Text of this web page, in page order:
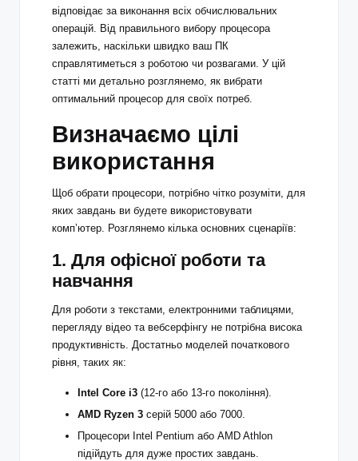
відповідає за виконання всіх обчислювальних
операцій. Від правильного вибору процесора
залежить, наскільки швидко ваш ПК
справлятиметься з роботою чи розвагами. У цій
статті ми детально розглянемо, як вибрати
оптимальний процесор для своїх потреб.
Визначаємо цілі
використання
Щоб обрати процесори , потрібно чітко розуміти, для
яких завдань ви будете використовувати
комп’ютер. Розглянемо кілька основних сценаріїв:
1. Для офісної роботи та
навчання
Для роботи з текстами, електронними таблицями,
перегляду відео та вебсерфінгу не потрібна висока
продуктивність. Достатньо моделей початкового
рівня, таких як:
Intel Core i3 (12-го або 13-го покоління).
AMD Ryzen 3 серій 5000 або 7000.
Процесори Intel Pentium або AMD Athlon
підійдуть для дуже простих завдань.